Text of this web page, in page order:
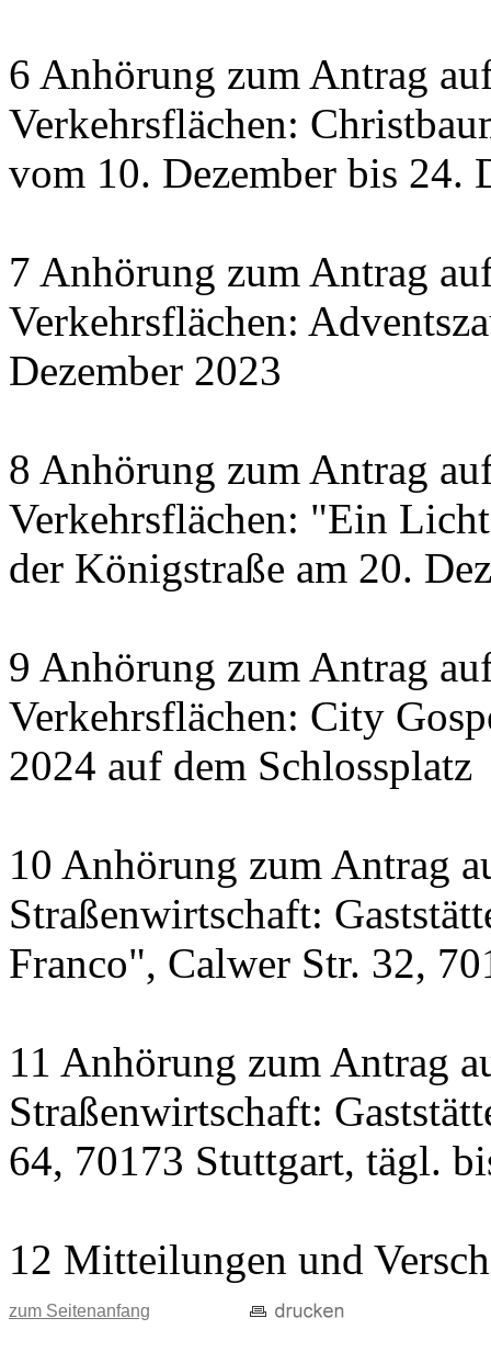
6 Anhörung zum Antrag
Verkehrsflächen:
vom 10. Dezember bis 24.
7 Anhörung zum Antrag
Verkehrsflächen:
Dezember 2023
8 Anhörung zum Antrag
Verkehrsflächen: "Ein
der Königstraße am 20.
9 Anhörung zum Antrag
Verkehrsflächen: City
2024 auf dem Schlossplatz
10 Anhörung zum Antrag
Straßenwirtschaft:
Franco", Calwer Str. 32,
11 Anhörung zum Antrag
Straßenwirtschaft:
64, 70173 Stuttgart, tägl.
12 Mitteilungen und
zum Seitenanfang